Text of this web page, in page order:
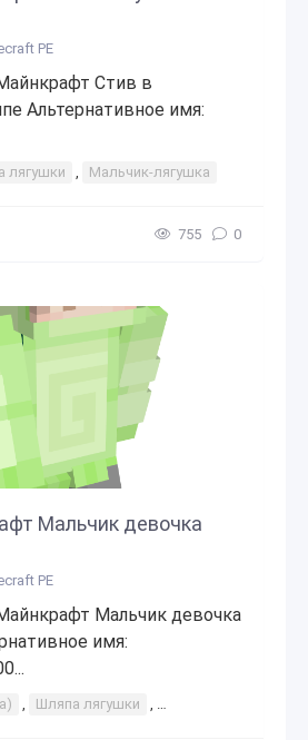
PE
Стив в
Альтернативное имя:
лягушки , Мальчик-лягушка
755 0
Мальчик девочка
PE
Мальчик девочка
имя:
, Шляпа лягушки , Толстовка лягушка